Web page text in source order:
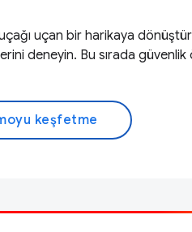
uçan bir harikaya
deneyin. Bu sırada güvenlik
keşfetme